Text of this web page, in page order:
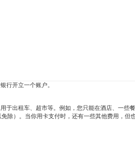
行开立一个账户。
出租车、超市等。例如，您只能在酒店、一些
除）。当你用卡支付时，还有一些其他费用，但